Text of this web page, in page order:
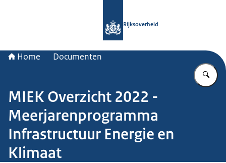
Rijksoverheid
Home Documenten
MIEK Overzicht 2022 -
Meerjarenprogramma
Infrastructuur Energie en
Klimaat